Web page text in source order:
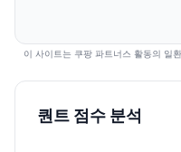
2026.08.06
1648017340
이 사이트는 쿠팡 파트너스 활동의 일
퀀트 점수 분석